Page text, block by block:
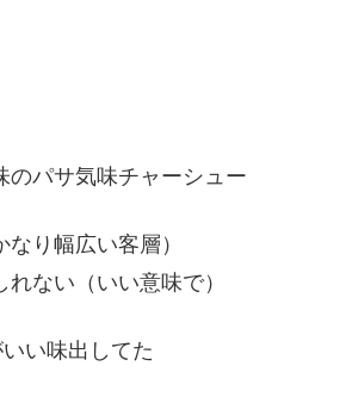
のパサ気味チャーシュー
り幅広い客層）
ない（いい意味で）
い味出してた